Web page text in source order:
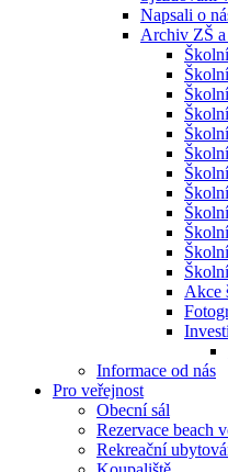
Napsali o
Archiv ZŠ a
Akce
Informace od nás
Pro veřejnost
Obecní sál
Rezervace beach
Rekreační